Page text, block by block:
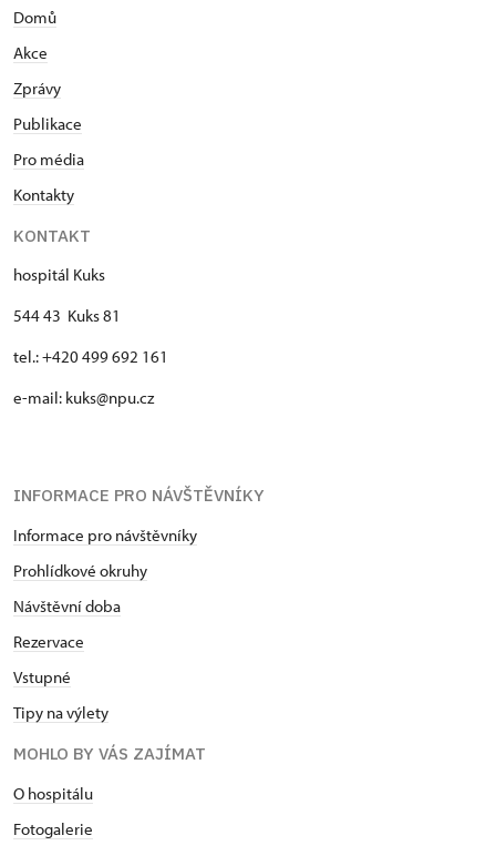
Domů
Akce
Zprávy
Publikace
Pro média
Kontakty
KONTAKT
hospitál Kuks
544 43 Kuks 81
tel.: +420 499 692 161
e-mail: kuks@npu.cz
INFORMACE PRO NÁVŠTĚVNÍKY
Informace pro návštěvníky
Prohlídkové okruhy
Návštěvní doba
Rezervace
Vstupné
Tipy na výlety
MOHLO BY VÁS ZAJÍMAT
O hospitálu
Fotogalerie